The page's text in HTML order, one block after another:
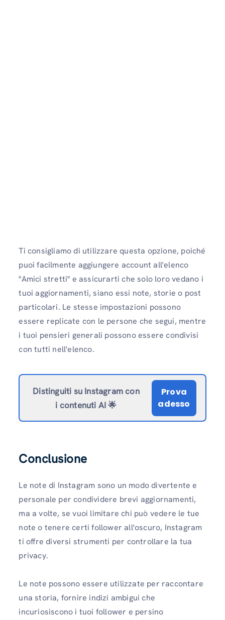
Ti consigliamo di utilizzare questa opzione, poiché
puoi facilmente aggiungere account all'elenco
"Amici stretti" e assicurarti che solo loro vedano i
tuoi aggiornamenti, siano essi note, storie o post
particolari. Le stesse impostazioni possono
essere replicate con le persone che segui, mentre
i tuoi pensieri generali possono essere condivisi
con tutti nell'elenco.
Distinguiti su Instagram con
i contenuti AI 🌟
Prova
adesso
Conclusione
Le note di Instagram sono un modo divertente e
personale per condividere brevi aggiornamenti,
ma a volte, se vuoi limitare chi può vedere le tue
note o tenere certi follower all'oscuro, Instagram
ti offre diversi strumenti per controllare la tua
privacy.
Le note possono essere utilizzate per raccontare
una storia, fornire indizi ambigui che
incuriosiscono i tuoi follower e persino